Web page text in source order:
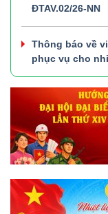
ĐTAV.02/26-NN
Thông báo về
phục vụ cho